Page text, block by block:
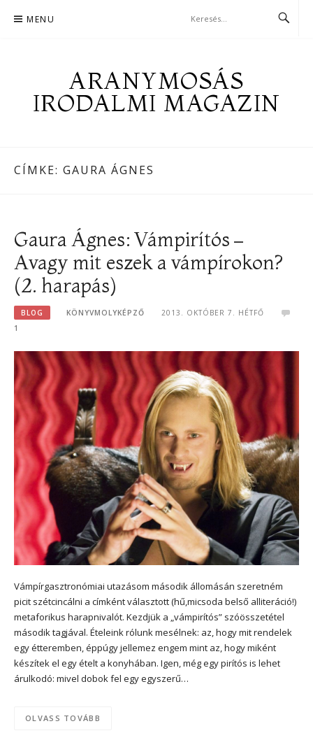
MENU
ARANYMOSÁS
IRODALMI MAGAZIN
CÍMKE: GAURA ÁGNES
Gaura Ágnes: Vámpirítós –
Avagy mit eszek a vámpírokon?
(2. harapás)
BLOG KÖNYVMOLYKÉPZŐ
2013. OKTÓBER 7. HÉTFŐ
1
Vámpírgasztronómiai utazásom második állomásán szeretném
picit szétcincálni a címként választott (hű,micsoda belső alliteráció!)
metaforikus harapnivalót. Kezdjük a „vámpirítós” szóösszetétel
második tagjával. Ételeink rólunk mesélnek: az, hogy mit rendelek
egy étteremben, éppúgy jellemez engem mint az, hogy miként
készítek el egy ételt a konyhában. Igen, még egy pirítós is lehet
árulkodó: mivel dobok fel egy egyszerű…
OLVASS TOVÁBB